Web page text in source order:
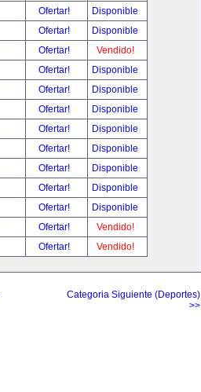
Ofertar!
Disponible
Ofertar!
Disponible
Ofertar!
Vendido!
Ofertar!
Disponible
Ofertar!
Disponible
Ofertar!
Disponible
Ofertar!
Disponible
Ofertar!
Disponible
Ofertar!
Disponible
Ofertar!
Disponible
Ofertar!
Disponible
Ofertar!
Vendido!
Ofertar! Vendido!
Categoria Siguiente (Deportes)
>>